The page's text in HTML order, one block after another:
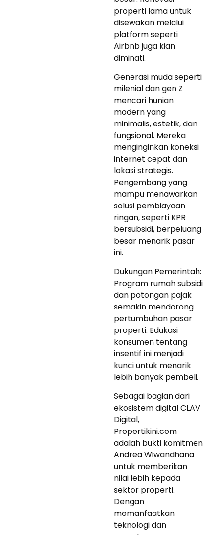
properti lama untuk
disewakan melalui
platform seperti
Airbnb juga kian
diminati.
Generasi muda seperti
milenial dan gen Z
mencari hunian
modern yang
minimalis, estetik, dan
fungsional. Mereka
menginginkan koneksi
internet cepat dan
lokasi strategis.
Pengembang yang
mampu menawarkan
solusi pembiayaan
ringan, seperti KPR
bersubsidi, berpeluang
besar menarik pasar
ini.
Dukungan Pemerintah:
Program rumah subsidi
dan potongan pajak
semakin mendorong
pertumbuhan pasar
properti. Edukasi
konsumen tentang
insentif ini menjadi
kunci untuk menarik
lebih banyak pembeli.
Sebagai bagian dari
ekosistem digital CLAV
Digital,
Propertikini.com
adalah bukti komitmen
Andrea Wiwandhana
untuk memberikan
nilai lebih kepada
sektor properti.
Dengan
memanfaatkan
teknologi dan